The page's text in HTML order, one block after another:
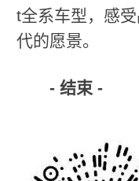
t全系车型，感
代的愿景。
- 结束 -